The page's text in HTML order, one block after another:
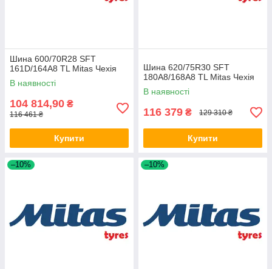
Шина 600/70R28 SFT
161D/164A8 TL Mitas Чехія
В наявності
104 814,90 ₴
116 461 ₴
Купити
Шина 620/75R30 SFT
180A8/168A8 TL Mitas Чехія
В наявності
116 379 ₴ 129 310 ₴
Купити
–10% –10%